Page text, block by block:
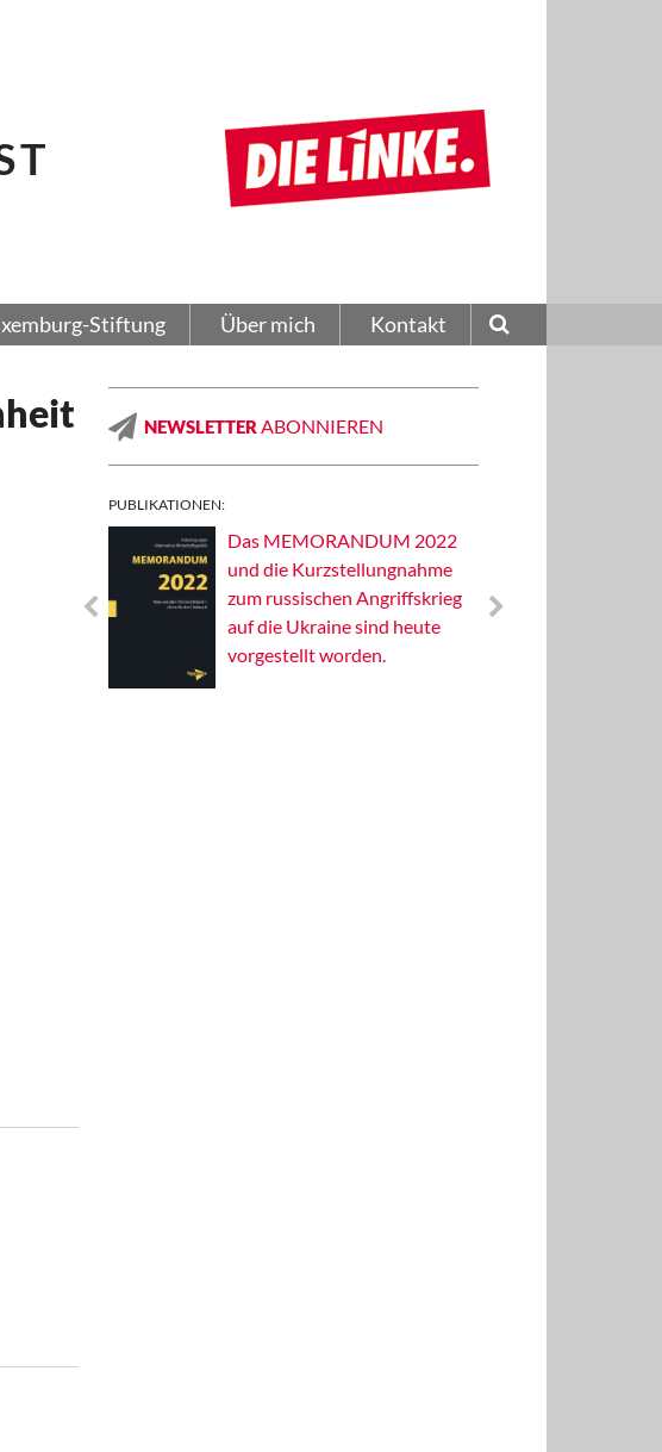
Stiftung Über mich Kontakt
NEWSLETTER ABONNIEREN
PUBLIKATIONEN:
Das MEMORANDUM 2022
und die Kurzstellungnahme
zum russischen Angriffskrieg
auf die Ukraine sind heute
vorgestellt worden.